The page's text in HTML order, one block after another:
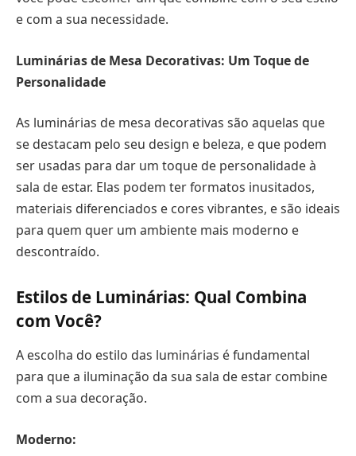
e com a sua necessidade.
Luminárias de Mesa Decorativas: Um Toque de
Personalidade
As luminárias de mesa decorativas são aquelas que
se destacam pelo seu design e beleza, e que podem
ser usadas para dar um toque de personalidade à
sala de estar. Elas podem ter formatos inusitados,
materiais diferenciados e cores vibrantes, e são ideais
para quem quer um ambiente mais moderno e
descontraído.
Estilos de Luminárias: Qual Combina
com Você?
A escolha do estilo das luminárias é fundamental
para que a iluminação da sua sala de estar combine
com a sua decoração.
Moderno: